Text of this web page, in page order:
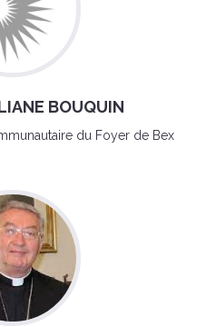
BOUQUIN
du Foyer de Bex